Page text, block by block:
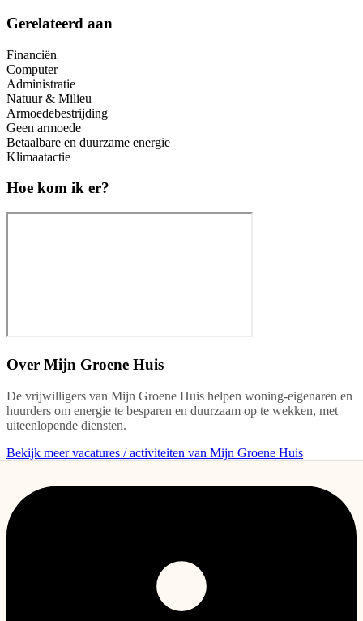
Gerelateerd aan
Financiën
Computer
Administratie
Natuur & Milieu
Armoedebestrijding
Geen armoede
Betaalbare en duurzame energie
Klimaatactie
Hoe kom ik er?
Over Mijn Groene Huis
De vrijwilligers van Mijn Groene Huis helpen woning-eigenaren en
huurders om energie te besparen en duurzaam op te wekken, met
uiteenlopende diensten.
Bekijk meer vacatures / activiteiten van Mijn Groene Huis